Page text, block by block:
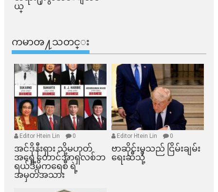
ယ္​
ကမာၻ႔သတင္း
Editor Htein Lin 0
အင်ဒိုနီးရှား သို့မဟုတ်
အရှေ့တောင်အာရှလစ်ဘ
ရယ်ဒီမိုကရေစီ ရဲ့
အမှတ်အသား
Editor Htein Lin 0
ဗာဆိုင်းမှသည် ငြိမ်းချမ်း
ရေးဆီသို့